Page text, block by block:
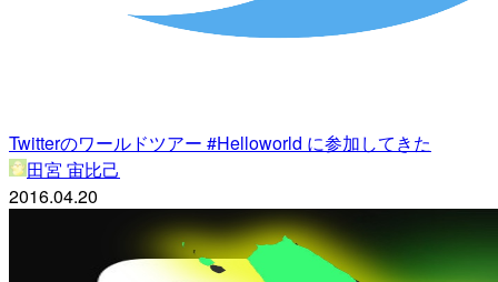
Twitterのワールドツアー #Helloworld に参加してきた
田宮 宙比己
2016.04.20